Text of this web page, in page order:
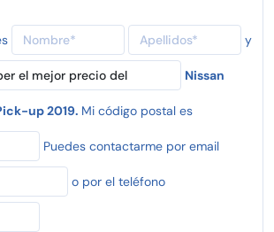
y
Nissan
up 2019. Mi código postal es
Puedes contactarme por email
o por el teléfono